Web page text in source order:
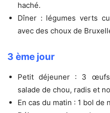
haché.
Dîner : légumes verts
avec des choux de
3 ème jour
Petit déjeuner : 3
salade de chou, radis et
En cas du matin : 1 bol de